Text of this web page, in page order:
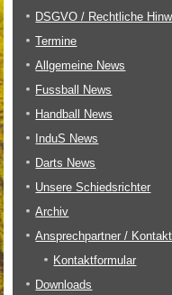
DSGVO / Rechtliche
Termine
Allgemeine News
Fussball News
Handball News
InduS News
Darts News
Unsere Schiedsrichter
Archiv
Ansprechpartner /
Kontaktformular
Downloads